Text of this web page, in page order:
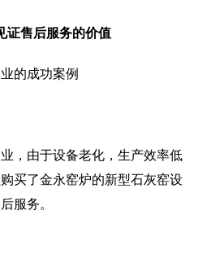
售后服务的价值
的成功案例
，由于设备老化，生产效率低
买了金永窑炉的新型石灰窑设
服务。